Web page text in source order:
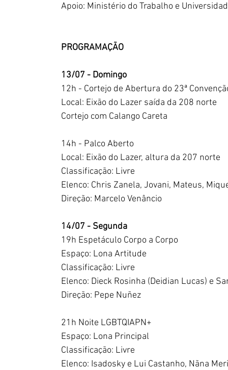
Apoio: Ministério do Trabalho e
PROGRAMAÇÃO
13/07 - Domingo
12h - Cortejo de Abertura do 23ª
Local: Eixão do Lazer saída da 208 norte
Cortejo com Calango Careta
14h - Palco Aberto
Local: Eixão do Lazer, altura da 207 norte
Classificação: Livre
Elenco: Chris Zanela, Jovani, Mateus,
Direção: Marcelo Venâncio
14/07 - Segunda
19h Espetáculo Corpo a Corpo
Espaço: Lona Artitude
Classificação: Livre
Elenco: Dieck Rosinha (Deidian Lucas) e
Direção: Pepe Nuñez
21h Noite LGBTQIAPN+
Espaço: Lona Principal
Classificação: Livre
Elenco: Isadosky e Lui Castanho, Nãna